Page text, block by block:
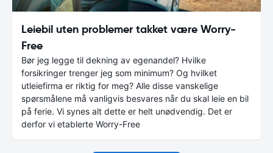
Leiebil uten problemer takket være Worry-
Free
Bør jeg legge til dekning av egenandel? Hvilke
forsikringer trenger jeg som minimum? Og hvilket
utleiefirma er riktig for meg? Alle disse vanskelige
spørsmålene må vanligvis besvares når du skal leie en bil
på ferie. Vi synes alt dette er helt unødvendig. Det er
derfor vi etablerte Worry-Free